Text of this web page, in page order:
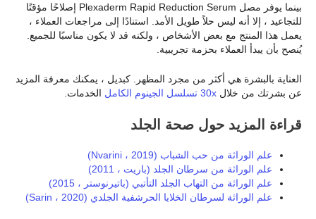
بينما يوفر مصل Plexaderm Rapid Reduction Serum إصلاحًا مؤقتًا
للتجاعيد ، إلا أنه ليس حلاً طويل الأمد. استنادًا إلى مراجعات العملاء ،
يعمل هذا المنتج مع بعض الأشخاص ، ولكنه قد لا يكون مناسبًا للجميع.
يُنصح بأن يبدأ العملاء بحزمة تجريبية.
العناية بالبشرة هي أكثر من مجرد المظهر. كبديل ، يمكنك معرفة المزيد
عن بشرتك من خلال
الخدمات.
قراءة المزيد حول صحة الجلد
علم الوراثة من حب الشباب (Nvarini ، 2019)
علم الوراثة من سرطان الجلد (باريت ، 2011)
علم الوراثة من التهاب الجلد التأتبي (باتيرنوستر ، 2015)
علم الوراثة لسرطان الخلايا الحرشفية الجلدي (Sarin ، 2020)